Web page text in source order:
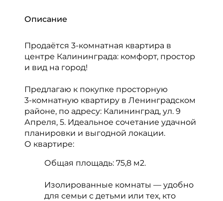
Описание
Продаётся 3‑комнатная квартира в
центре Калининграда: комфорт, простор
и вид на город!
Предлагаю к покупке просторную
3‑комнатную квартиру в Ленинградском
районе, по адресу: Калининград, ул. 9
Апреля, 5. Идеальное сочетание удачной
планировки и выгодной локации.
О квартире:
Общая площадь: 75,8 м2.
Изолированные комнаты — удобно
для семьи с детьми или тех, кто